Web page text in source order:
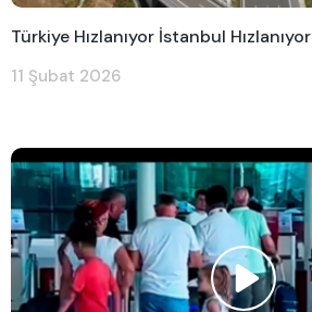
Türkiye Hızlanıyor İstanbul Hızlanıyor
11 Şubat 2026